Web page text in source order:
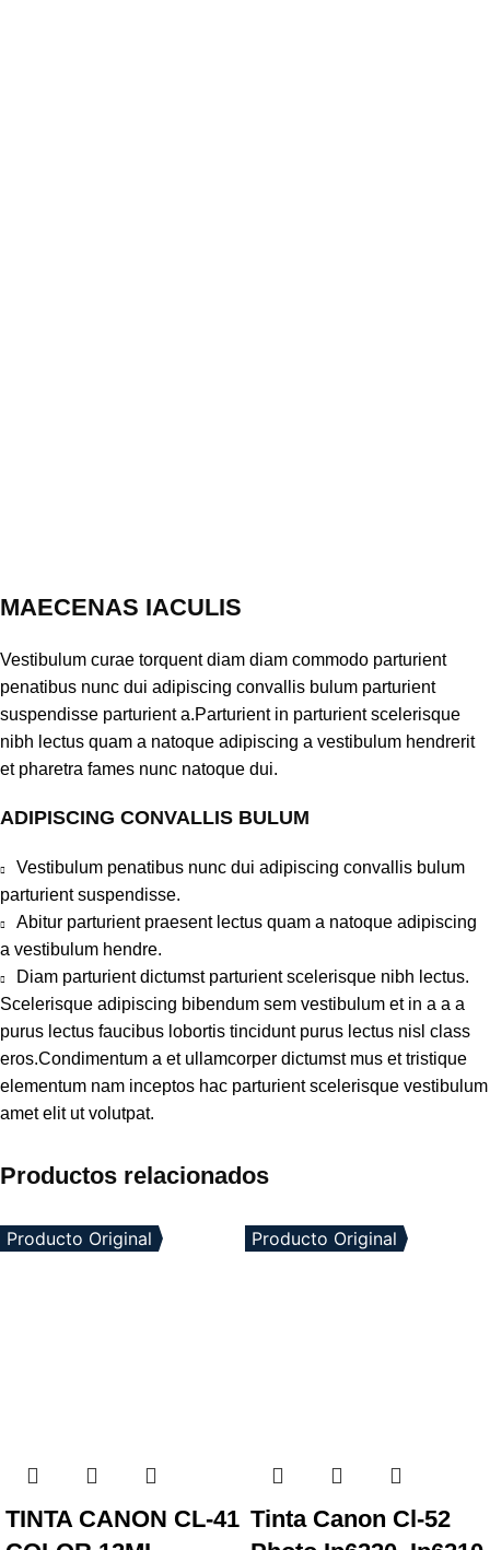
MAECENAS IACULIS
Vestibulum curae torquent diam diam commodo parturient
penatibus nunc dui adipiscing convallis bulum parturient
suspendisse parturient a.Parturient in parturient scelerisque
nibh lectus quam a natoque adipiscing a vestibulum hendrerit
et pharetra fames nunc natoque dui.
ADIPISCING CONVALLIS BULUM
Vestibulum penatibus nunc dui adipiscing convallis bulum
parturient suspendisse.
Abitur parturient praesent lectus quam a natoque adipiscing
a vestibulum hendre.
Diam parturient dictumst parturient scelerisque nibh lectus.
Scelerisque adipiscing bibendum sem vestibulum et in a a a
purus lectus faucibus lobortis tincidunt purus lectus nisl class
eros.Condimentum a et ullamcorper dictumst mus et tristique
elementum nam inceptos hac parturient scelerisque vestibulum
amet elit ut volutpat.
Productos relacionados
Producto Original
TINTA CANON CL-41
Producto Original
Tinta Canon Cl-52